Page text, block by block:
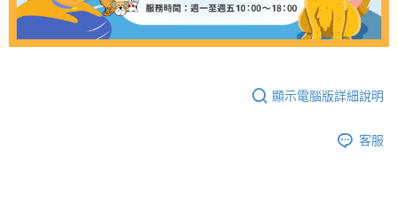
顯示電腦版詳細說明
客服